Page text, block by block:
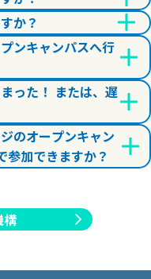
か？
ンキャンパスへ行
った！ または、遅
のオープンキャン
参加できますか？
構